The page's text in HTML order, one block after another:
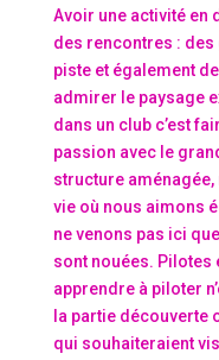
Avoir une activité en
des rencontres :
piste et également
admirer le paysage
dans un club c’est
passion avec le
structure
vie où nous aimons
ne venons pas ici
sont nouées. Pilotes
apprendre à piloter
la partie découverte
qui souhaiteraient